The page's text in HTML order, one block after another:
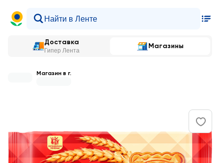
Доставка
Гипер Лента
Магазины
Магазин в г.